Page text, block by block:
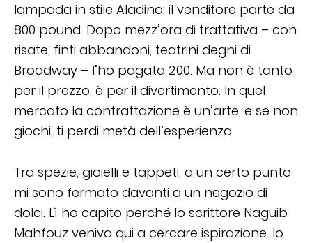
lampada in stile Aladino: il venditore parte da
800 pound. Dopo mezz’ora di trattativa – con
risate, finti abbandoni, teatrini degni di
Broadway – l’ho pagata 200. Ma non è tanto
per il prezzo, è per il divertimento. In quel
mercato la contrattazione è un’arte, e se non
giochi, ti perdi metà dell’esperienza.
Tra spezie, gioielli e tappeti, a un certo punto
mi sono fermato davanti a un negozio di
dolci. Lì ho capito perché lo scrittore Naguib
Mahfouz veniva qui a cercare ispirazione. Io